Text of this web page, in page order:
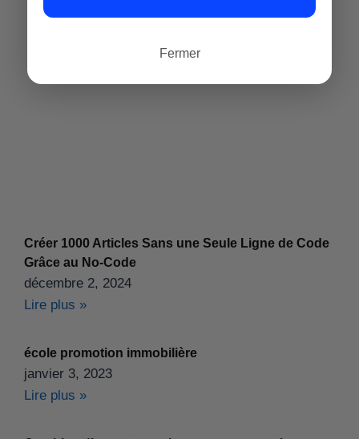
Créer 1000 Articles Sans une Seule Ligne de Code
Grâce au No-Code
décembre 2, 2024
Lire plus »
école promotion immobilière
janvier 3, 2023
Lire plus »
Fermer